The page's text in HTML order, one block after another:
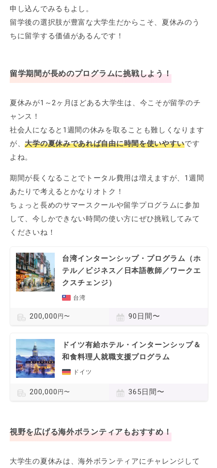
申し込んでみるもよし。
留学後の選択肢が豊富な大学生だからこそ、夏休みのう
ちに留学する価値があるんです！
留学期間が長めのプログラムに挑戦しよう！
夏休みが1～2ヶ月ほどある大学生は、今こそが留学のチ
ャンス！
社会人になると1週間の休みを取ることも難しくなります
が、大学の夏休みであれば自由に時間を使いやすいです
よね。
期間が長くなることでトータル費用は増えますが、1週間
あたりで考えるとかなりオトク！
ちょっと長めのサマースクールや留学プログラムに参加
して、今しかできない時間の使い方にぜひ挑戦してみて
くださいね！
台湾インターンシップ・プログラム（ホ
テル／ビジネス／日本語教師／ワークエ
クスチェンジ）
台湾
200,000 円〜 90日間〜
ドイツ有給ホテル・インターンシップ＆
和食料理人就職支援プログラム
ドイツ
200,000 円〜 365日間〜
視野を広げる海外ボランティアもおすすめ！
大学生の夏休みは、海外ボランティアにチャレンジして